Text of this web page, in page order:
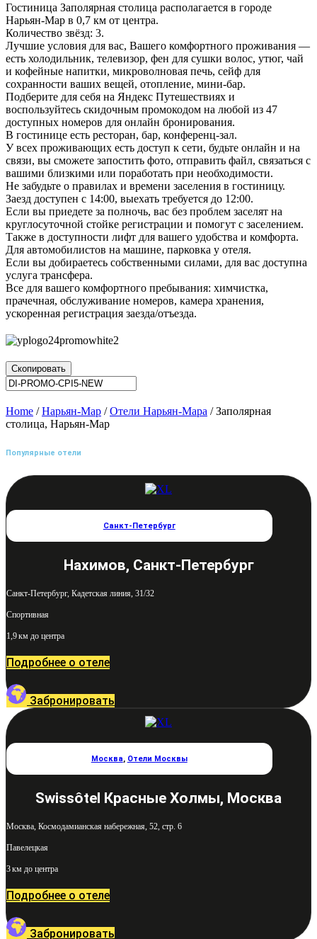
Гостиница Заполярная столица располагается в городе
Нарьян-Мар в 0,7 км от центра.
Количество звёзд: 3.
Лучшие условия для вас, Вашего комфортного проживания —
есть холодильник, телевизор, фен для сушки волос, утюг, чай
и кофейные напитки, микроволновая печь, сейф для
сохранности ваших вещей, отопление, мини-бар.
Подберите для себя на Яндекс Путешествиях и
воспользуйтесь скидочным промокодом на любой из 47
доступных номеров для онлайн бронирования.
В гостинице есть ресторан, бар, конференц-зал.
У всех проживающих есть доступ к сети, будьте онлайн и на
связи, вы сможете запостить фото, отправить файл, связаться с
вашими близкими или поработать при необходимости.
Не забудьте о правилах и времени заселения в гостиницу.
Заезд доступен с 14:00, выехать требуется до 12:00.
Если вы приедете за полночь, вас без проблем заселят на
круглосуточной стойке регистрации и помогут с заселением.
Также в доступности лифт для вашего удобства и комфорта.
Для автомобилистов на машине, парковка у отеля.
Если вы добираетесь собственными силами, для вас доступна
услуга трансфера.
Все для вашего комфортного пребывания: химчистка,
прачечная, обслуживание номеров, камера хранения,
ускоренная регистрация заезда/отъезда.
Скопировать
Home /Нарьян-Мар /Отели Нарьян-Мара / Заполярная
столица, Нарьян-Мар
Популярные отели
Санкт-Петербург
Нахимов, Санкт-Петербург
Санкт-Петербург, Кадетская линия, 31/32
Спортивная
1,9 км до центра
Подробнее о отеле
Забронировать
Москва, Отели Москвы
Swissôtel Красные Холмы, Москва
Москва, Космодамианская набережная, 52, стр. 6
Павелецкая
3 км до центра
Подробнее о отеле
Забронировать